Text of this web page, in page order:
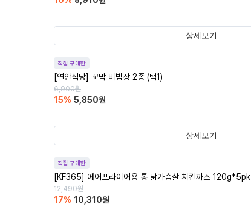
상세보기
직접 구매한
[연안식당] 꼬막 비빔장 2종 (택1)
6,900원
15% 5,850원
상세보기
직접 구매한
[KF365] 에어프라이어용 통 닭가슴살 치킨까스 120g*5pk
12,490원
17% 10,310원